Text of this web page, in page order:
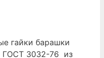
гайки барашки
ГОСТ 3032-76 из